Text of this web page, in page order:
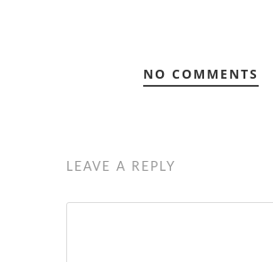
NO COMMENTS
LEAVE A REPLY